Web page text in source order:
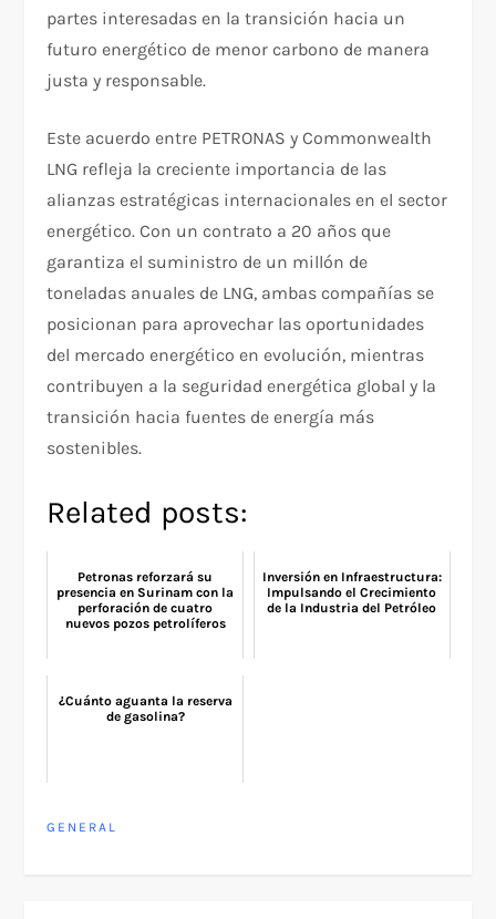
partes interesadas en la transición hacia un
futuro energético de menor carbono de manera
justa y responsable.
Este acuerdo entre PETRONAS y Commonwealth
LNG refleja la creciente importancia de las
alianzas estratégicas internacionales en el sector
energético. Con un contrato a 20 años que
garantiza el suministro de un millón de
toneladas anuales de LNG, ambas compañías se
posicionan para aprovechar las oportunidades
del mercado energético en evolución, mientras
contribuyen a la seguridad energética global y la
transición hacia fuentes de energía más
sostenibles.
Related posts:
Petronas reforzará su
presencia en Surinam con la
perforación de cuatro
nuevos pozos petrolíferos
Inversión en Infraestructura:
Impulsando el Crecimiento
de la Industria del Petróleo
¿Cuánto aguanta la reserva
de gasolina?
GENERAL